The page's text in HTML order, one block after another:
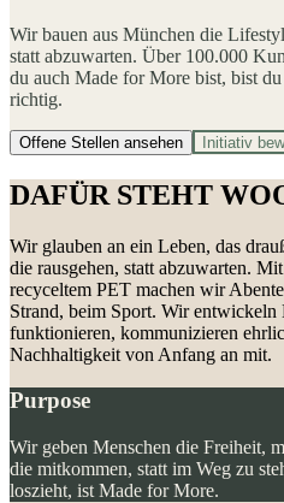
Wir bauen aus München die
statt abzuwarten. Über 100.000
du auch Made for More bist, bist
richtig.
Offene Stellen ansehen Initiativ
DAFÜR STEHT
Wir glauben an ein Leben, das
die rausgehen, statt abzuwarten.
recyceltem PET machen wir
Strand, beim Sport. Wir
funktionieren, kommunizieren
Nachhaltigkeit von Anfang an mit.
Purpose
Wir geben Menschen die Freiheit,
die mitkommen, statt im Weg zu
loszieht, ist Made for More.